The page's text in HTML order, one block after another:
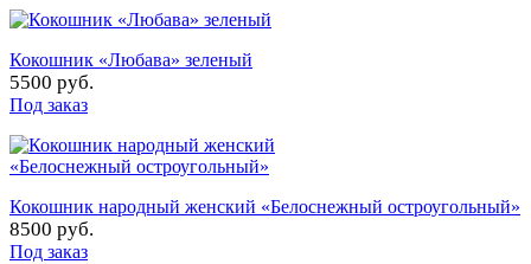
Кокошник «Любава» зеленый
5500 руб.
Под заказ
Кокошник народный женский «Белоснежный остроугольный»
8500 руб.
Под заказ